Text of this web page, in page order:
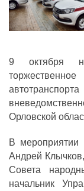
МЕСТНЫЕ
КОНТАКТЫ
Вход
9 октября
Орловской
В мероприятии
Андрей
Совета
начальник